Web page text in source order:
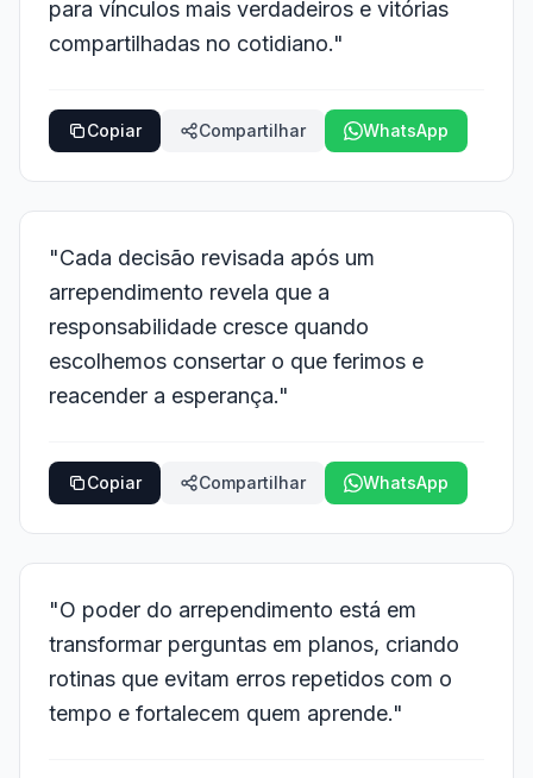
para vínculos mais verdadeiros e vitórias
compartilhadas no cotidiano."
Copiar Compartilhar WhatsApp
"Cada decisão revisada após um
arrependimento revela que a
responsabilidade cresce quando
escolhemos consertar o que ferimos e
reacender a esperança."
Copiar Compartilhar WhatsApp
"O poder do arrependimento está em
transformar perguntas em planos, criando
rotinas que evitam erros repetidos com o
tempo e fortalecem quem aprende."